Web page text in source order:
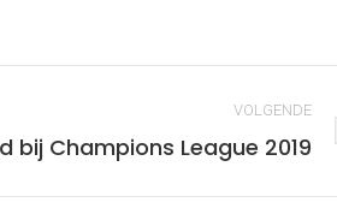
VOLGENDE
bij Champions League 2019